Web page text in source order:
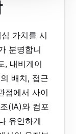
가치를 시
분명합니
, 내비게이
배치, 접근
점에서 사이
(IA)와 컴포
유연하게